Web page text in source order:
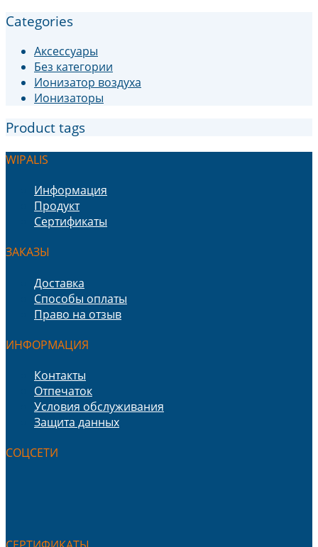
Categories
Аксессуары
Без категории
Ионизатор воздуха
Ионизаторы
Product tags
WIPALIS
Информация
Продукт
Сертификаты
ЗАКАЗЫ
Доставка
Способы оплаты
Право на отзыв
ИНФОРМАЦИЯ
Контакты
Отпечаток
Условия обслуживания
Защита данных
СОЦСЕТИ